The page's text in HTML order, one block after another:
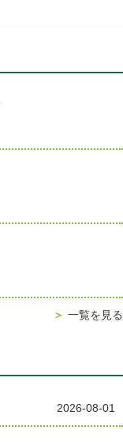
＞ 一覧を見る
2026-08-01